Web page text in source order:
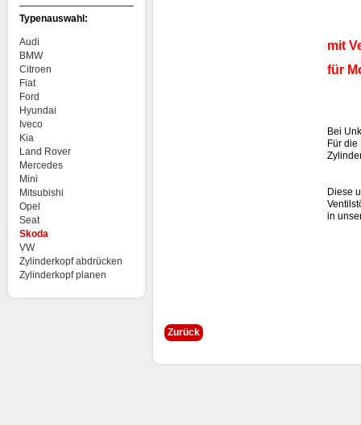
Typenauswahl:
Audi
BMW
Citroen
Fiat
Ford
Hyundai
Iveco
Kia
Land Rover
Mercedes
Mini
Mitsubishi
Opel
Seat
Skoda
VW
Zylinderkopf abdrücken
Zylinderkopf planen
mit
für
Bei
Für
Diese
in
Zurück